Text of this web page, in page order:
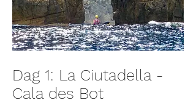
Dag 1: La Ciutadella -
Cala des Bot